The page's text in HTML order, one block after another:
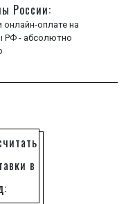
России:
онлайн-оплате на
РФ - абсолютно
в